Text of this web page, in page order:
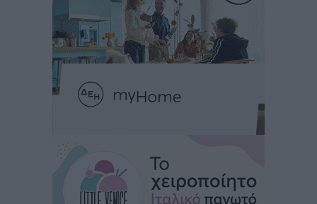
Σταυρός Καλυθιών: Απέκτησε και την Ειρήνη
Καρελλάκη
Αθλητικά• πριν 1 ώρα
Πρωτάθλημα Καλαθοσφαίρισης Δικηγορικών
Συλλόγων Ελλάδας και Κύπρου: Η Ρόδος φιλοξένησε
Αθλητικά• πριν 1 ώρα
Φοιτητική στέγη: «Φωτιά» τα ενοίκια σε Αθήνα και